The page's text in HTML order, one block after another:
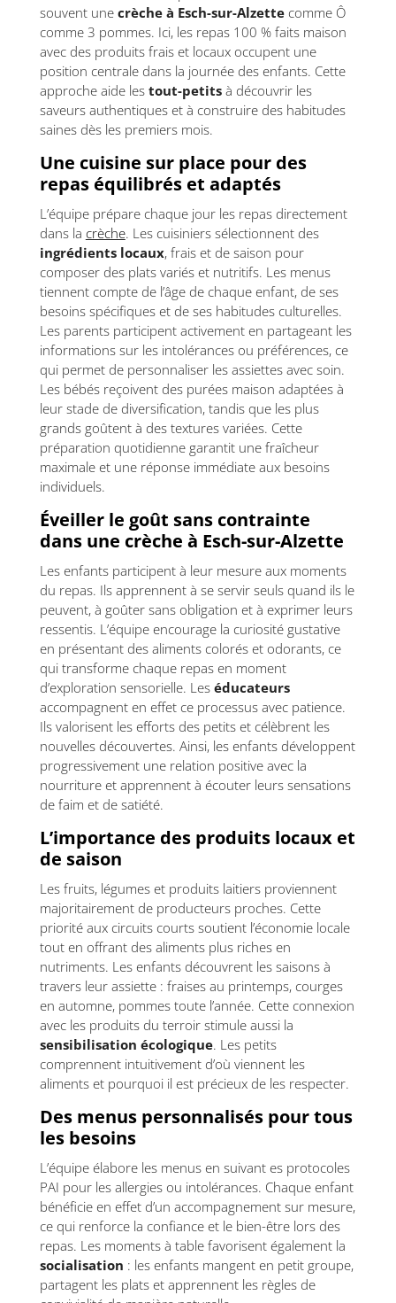
souvent une crèche à Esch-sur-Alzettecomme Ô
comme 3 pommes. Ici, les repas 100 % faits maison
avec des produits frais et locaux occupent une
position centrale dans la journée des enfants. Cette
approche aide les tout-petitsà découvrir les
saveurs authentiques et à construire des habitudes
saines dès les premiers mois.
Une cuisine sur place pour des
repas équilibrés et adaptés
L’équipe prépare chaque jour les repas directement
dans la crèche. Les cuisiniers sélectionnent des
ingrédients locaux, frais et de saison pour
composer des plats variés et nutritifs. Les menus
tiennent compte de l’âge de chaque enfant, de ses
besoins spécifiques et de ses habitudes culturelles.
Les parents participent activement en partageant les
informations sur les intolérances ou préférences, ce
qui permet de personnaliser les assiettes avec soin.
Les bébés reçoivent des purées maison adaptées à
leur stade de diversification, tandis que les plus
grands goûtent à des textures variées. Cette
préparation quotidienne garantit une fraîcheur
maximale et une réponse immédiate aux besoins
individuels.
Éveiller le goût sans contrainte
dans une crèche à Esch-sur-Alzette
Les enfants participent à leur mesure aux moments
du repas. Ils apprennent à se servir seuls quand ils le
peuvent, à goûter sans obligation et à exprimer leurs
ressentis. L’équipe encourage la curiosité gustative
en présentant des aliments colorés et odorants, ce
qui transforme chaque repas en moment
d’exploration sensorielle. Les éducateurs
accompagnent en effet ce processus avec patience.
Ils valorisent les efforts des petits et célèbrent les
nouvelles découvertes. Ainsi, les enfants développent
progressivement une relation positive avec la
nourriture et apprennent à écouter leurs sensations
de faim et de satiété.
L’importance des produits locaux et
de saison
Les fruits, légumes et produits laitiers proviennent
majoritairement de producteurs proches. Cette
priorité aux circuits courts soutient l’économie locale
tout en offrant des aliments plus riches en
nutriments. Les enfants découvrent les saisons à
travers leur assiette : fraises au printemps, courges
en automne, pommes toute l’année. Cette connexion
avec les produits du terroir stimule aussi la
sensibilisation écologique. Les petits
comprennent intuitivement d’où viennent les
aliments et pourquoi il est précieux de les respecter.
Des menus personnalisés pour tous
les besoins
L’équipe élabore les menus en suivant es protocoles
PAI pour les allergies ou intolérances. Chaque enfant
bénéficie en effet d’un accompagnement sur mesure,
ce qui renforce la confiance et le bien-être lors des
repas. Les moments à table favorisent également la
socialisation : les enfants mangent en petit groupe,
partagent les plats et apprennent les règles de